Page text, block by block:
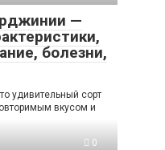
—
болезни,
удивительный сорт
вкусом и
0